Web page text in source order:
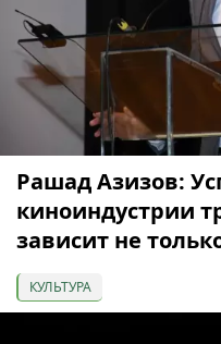
Рашад Азизов:
киноиндустрии
зависит не
КУЛЬТУРА